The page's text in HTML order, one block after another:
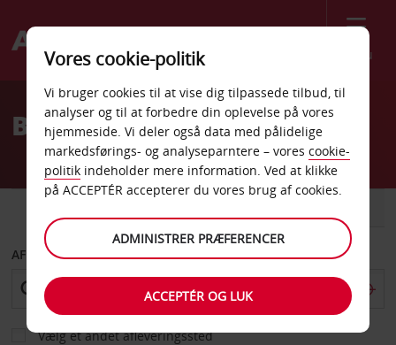
Menu
Welcome
AvisBilleje Victoria Lufthavn
AFHENT FRA
Vælg et andet afleveringssted
Vores cookie-politik
Vi bruger cookies til at vise dig tilpassede tilbud, til
analyser og til at forbedre din oplevelse på vores
hjemmeside. Vi deler også data med pålidelige
markedsførings- og analyseparntere – vores cookie-
politik indeholder mere information. Ved at klikke
på ACCEPTÉR accepterer du vores brug af cookies.
ADMINISTRER PRÆFERENCER
ACCEPTÉR OG LUK